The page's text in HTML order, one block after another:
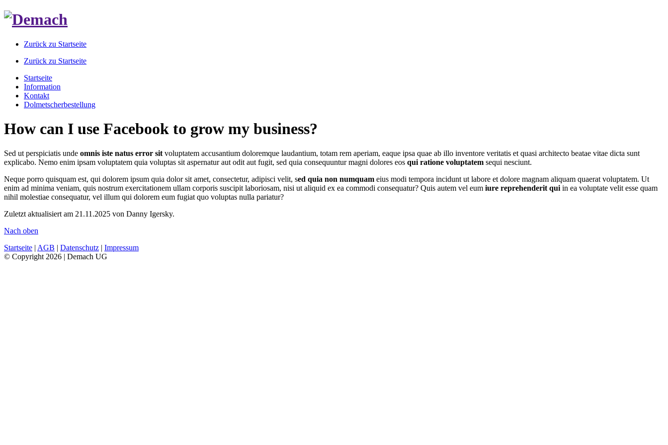
Zurück zu Startseite
Zurück zu Startseite
Startseite
Information
Kontakt
Dolmetscherbestellung
How can I use Facebook to grow my business?
Sed ut perspiciatis unde omnis iste natus error sit voluptatem accusantium doloremque laudantium, totam rem aperiam, eaque ipsa quae ab illo inventore veritatis et quasi architecto beatae vitae dicta sunt
explicabo. Nemo enim ipsam voluptatem quia voluptas sit aspernatur aut odit aut fugit, sed quia consequuntur magni dolores eos qui ratione voluptatem sequi nesciunt.
Neque porro quisquam est, qui dolorem ipsum quia dolor sit amet, consectetur, adipisci velit, sed quia non numquam eius modi tempora incidunt ut labore et dolore magnam aliquam quaerat voluptatem. Ut
enim ad minima veniam, quis nostrum exercitationem ullam corporis suscipit laboriosam, nisi ut aliquid ex ea commodi consequatur? Quis autem vel eum iure reprehenderit qui in ea voluptate velit esse quam
nihil molestiae consequatur, vel illum qui dolorem eum fugiat quo voluptas nulla pariatur?
Zuletzt aktualisiert am 21.11.2025 von Danny Igersky.
Nach oben
Startseite | AGB | Datenschutz | Impressum
© Copyright 2026 | Demach UG